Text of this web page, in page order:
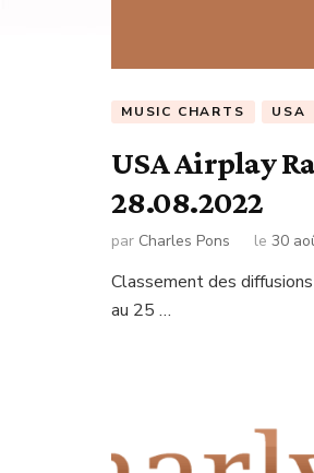
MUSIC CHARTS USA
USA Airplay
28.08.2022
par Charles Pons le 30
Classement des
au 25 …